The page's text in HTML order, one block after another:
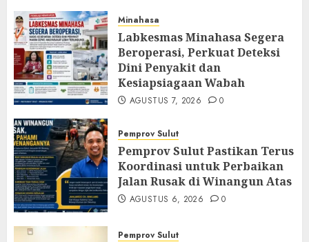
Minahasa
Labkesmas Minahasa Segera
Beroperasi, Perkuat Deteksi
Dini Penyakit dan
Kesiapsiagaan Wabah
AGUSTUS 7, 2026 0
Pemprov Sulut
Pemprov Sulut Pastikan Terus
Koordinasi untuk Perbaikan
Jalan Rusak di Winangun Atas
AGUSTUS 6, 2026 0
Pemprov Sulut